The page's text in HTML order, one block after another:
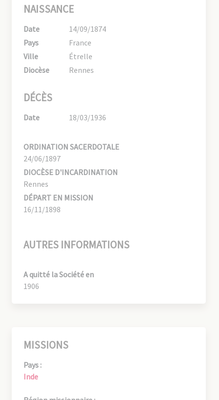
NAISSANCE
Date
14/09/1874
Pays
France
Ville
Étrelle
Diocèse
Rennes
DÉCÈS
Date 18/03/1936
ORDINATION SACERDOTALE
24/06/1897
DIOCÈSE D'INCARDINATION
Rennes
DÉPART EN MISSION
16/11/1898
AUTRES INFORMATIONS
A quitté la Société en
1906
MISSIONS
Pays :
Inde